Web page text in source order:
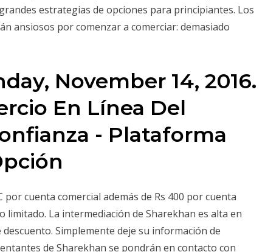
estrategias de opciones para principiantes. Los
ansiosos por comenzar a comerciar: demasiado
November 14, 2016.
En Línea Del
- Plataforma
por cuenta comercial además de Rs 400 por cuenta
limitado. La intermediación de Sharekhan es alta en
Simplemente deje su información de
de Sharekhan se pondrán en contacto con